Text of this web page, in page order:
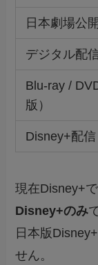
日本劇場公開
デジタル配
Blu-ray /
版）
Disney+配信
現在Disney+
Disney+のみ
日本版
せん。